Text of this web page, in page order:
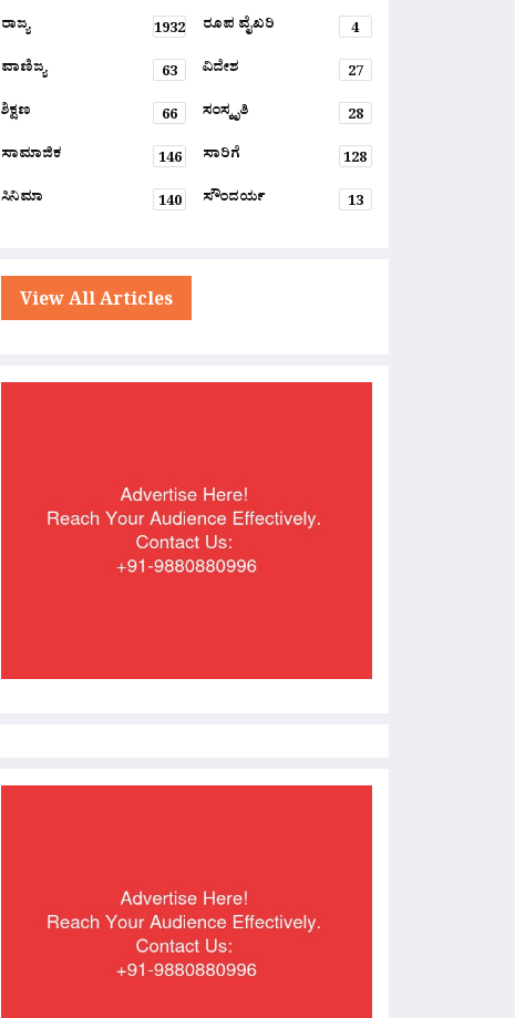
ರಾಜ್ಯ
1932 ರೂಪ ವೈಖರಿ
4
ವಾಣಿಜ್ಯ
63 ವಿದೇಶ
27
ಶಿಕ್ಷಣ
66 ಸಂಸ್ಕೃತಿ
28
ಸಾಮಾಜಿಕ
146 ಸಾರಿಗೆ
128
ಸಿನಿಮಾ
140 ಸೌಂದರ್ಯ 13
View All Articles